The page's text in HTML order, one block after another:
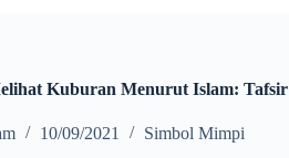
Kuburan Menurut Islam:
10/09/2021 Simbol Mimpi